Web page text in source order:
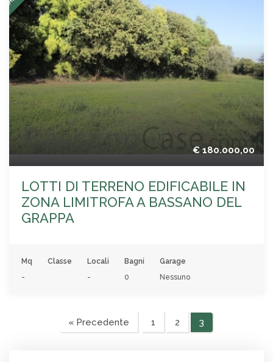
€ 180.000,00
LOTTI DI TERRENO EDIFICABILE IN
ZONA LIMITROFA A BASSANO DEL
GRAPPA
Mq
-
Classe
Locali
-
Bagni
0
Garage
Nessuno
« Precedente 1 2 3